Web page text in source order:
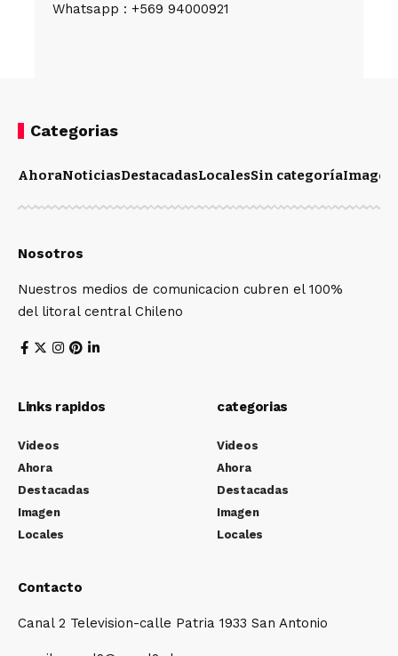
Whatsapp : +569 94000921
Categorias
AhoraNoticiasDestacadasLocalesSin categoríaImagen
Nosotros
Nuestros medios de comunicacion cubren el 100%
del litoral central Chileno
Links rapidos
Videos
Ahora
Destacadas
Imagen
Locales
categorias
Videos
Ahora
Destacadas
Imagen
Locales
Contacto
Canal 2 Television-calle Patria 1933 San Antonio